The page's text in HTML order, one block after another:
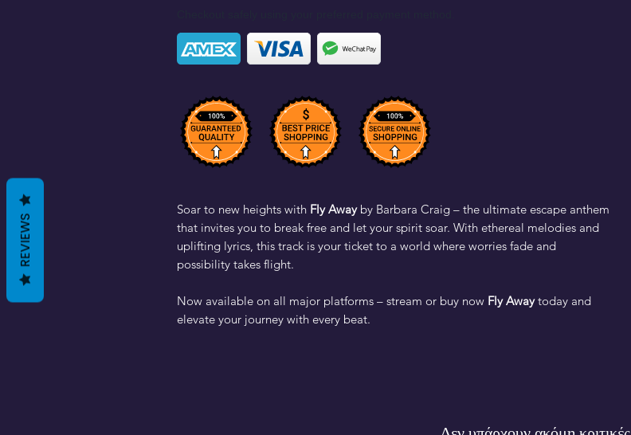
Soar to new heights with Fly Awayby Barbara Craig – the ultimate escape anthem
that invites you to break free and let your spirit soar. With ethereal melodies and
uplifting lyrics, this track is your ticket to a world where worries fade and
possibility takes flight.
Now available on all major platforms – stream or buy now Fly Awaytoday and
elevate your journey with every beat.
REVIEWS